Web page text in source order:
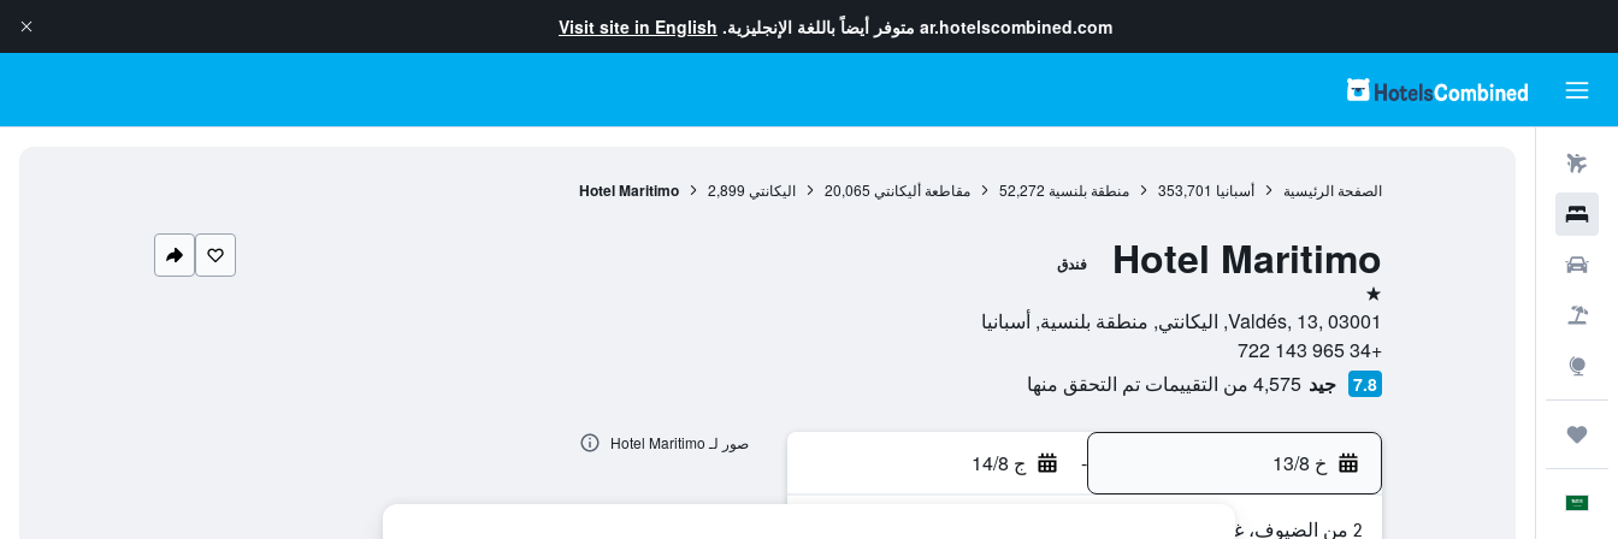
ar.hotelscombined.com متوفر أيضاً باللغة الإنجليزية. Visit site in English
الصفحة الرئيسية أسبانيا 353,701 منطقة بلنسية 52,272 مقاطعة أليكانتي 20,065 اليكانتي 2,899
Hotel Maritimo
Hotel Maritimo فندق
نجمة واحدة
Valdés, 13, 03001, اليكانتي, منطقة بلنسية, أسبانيا
+34 965 143 722
7.8 جيد 4,575 من التقييمات تم التحقق منها
خ 13/8 - ج 14/8
2 من الضيوف، غرفة واحدة
صور لـ Hotel Maritimo